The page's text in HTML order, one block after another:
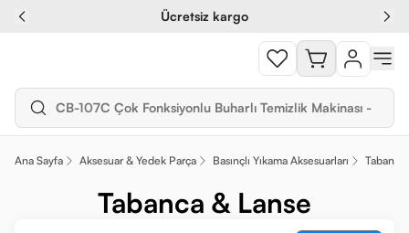
Ücretsiz kargo
Ana Sayfa Aksesuar & Yedek Parça Basınçlı Yıkama Aksesuarları Tabanca
Tabanca & Lanse